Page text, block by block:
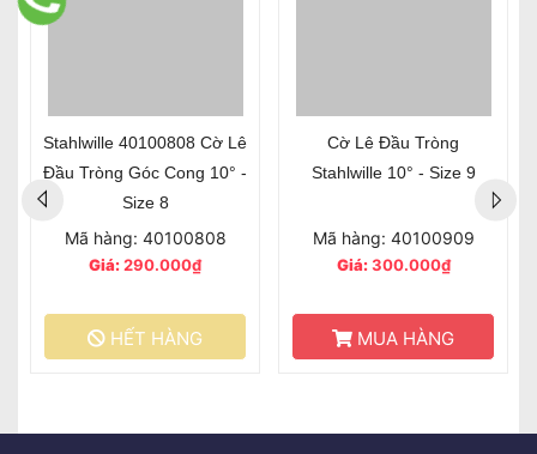
Stahlwille 40100808 Cờ Lê
Đầu Tròng Góc Cong 10° -
Size 8
Mã hàng: 40100808
Giá:290.000₫
HẾT HÀNG
Cờ Lê Đầu Tròng
Stahlwille 10° - Size 9
Mã hàng: 40100909
Giá:300.000₫
MUA HÀNG